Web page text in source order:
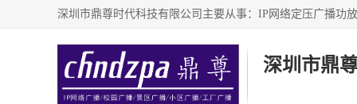
深圳市鼎